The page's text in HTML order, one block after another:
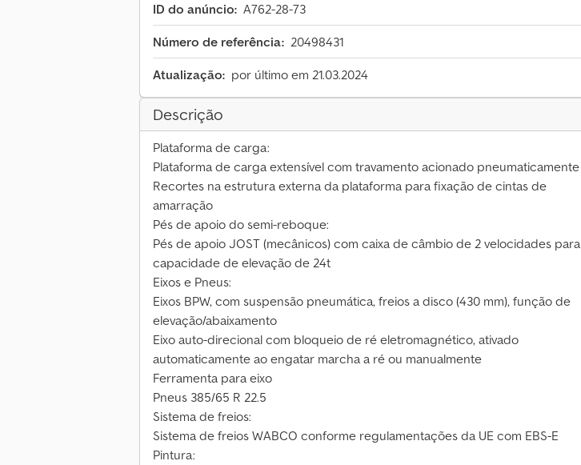
ID do anúncio: A762-28-73
Número de referência: 20498431
Atualização: por último em 21.03.2024
Descrição
Plataforma de carga:
Plataforma de carga extensível com travamento acionado pneumaticamente
Recortes na estrutura externa da plataforma para fixação de cintas de
amarração
Pés de apoio do semi-reboque:
Pés de apoio JOST (mecânicos) com caixa de câmbio de 2 velocidades para
capacidade de elevação de 24t
Eixos e Pneus:
Eixos BPW, com suspensão pneumática, freios a disco (430 mm), função de
elevação/abaixamento
Eixo auto-direcional com bloqueio de ré eletromagnético, ativado
automaticamente ao engatar marcha a ré ou manualmente
Ferramenta para eixo
Pneus 385/65 R 22.5
Sistema de freios:
Sistema de freios WABCO conforme regulamentações da UE com EBS-E
Pintura: